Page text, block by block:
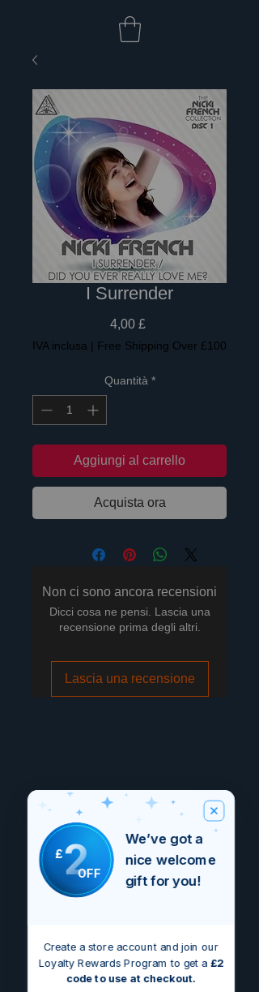
I Surrender
4,00 £Prezzo
IVA inclusa | Free Shipping Over £100
Quantità *
Aggiungi al carrello
Acquista ora
Non ci sono ancora recensioni
Dicci cosa ne pensi. Lascia una
recensione prima degli altri.
Lascia una recensione
£2OFF
We’ve got a
nice welcome
gift for you!
Create a store account and join our
Loyalty Rewards Program to get a £2
code to use at checkout.